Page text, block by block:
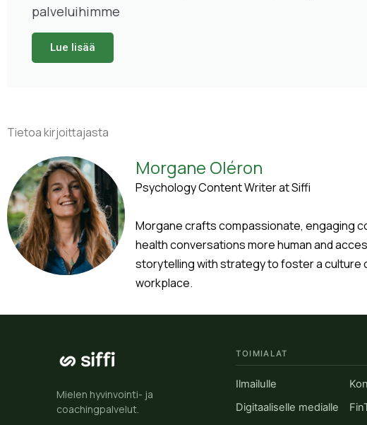
palveluihimme
Lue lisää
Tietoa kirjoittajasta
Morgane Oléron
Psychology Content Writer at Siffi
Morgane crafts compassionate, engaging
health conversations more human and
storytelling with strategy to foster a culture
workplace.
Mielen hyvinvointi- ja
coachingpalvelut.
TOIMIALAT
Ilmailulle
Digitaaliselle medialle